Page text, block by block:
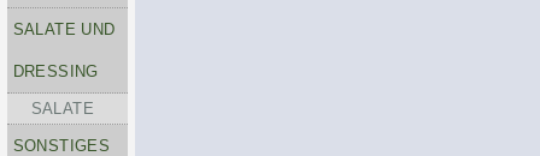
SALATE UND
DRESSING
SALATE
SONSTIGES